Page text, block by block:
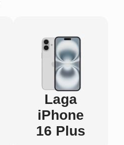
Laga
iPhone
16 Plus